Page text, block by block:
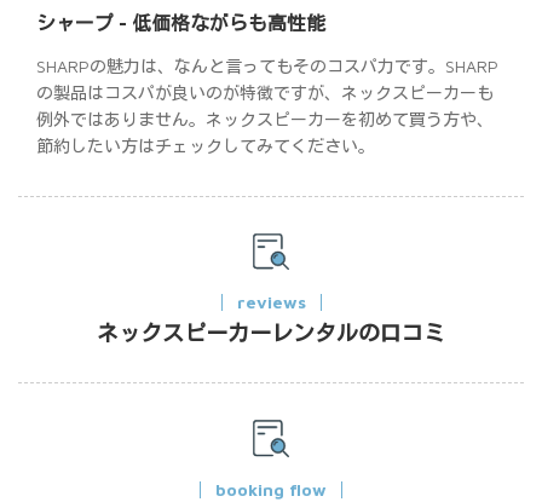
シャープ - 低価格ながらも高性能
SHARPの魅力は、なんと言ってもそのコスパ力です。SHARP
の製品はコスパが良いのが特徴ですが、ネックスピーカーも
例外ではありません。ネックスピーカーを初めて買う方や、
節約したい方はチェックしてみてください。
reviews
ネックスピーカーレンタルの口コミ
booking flow